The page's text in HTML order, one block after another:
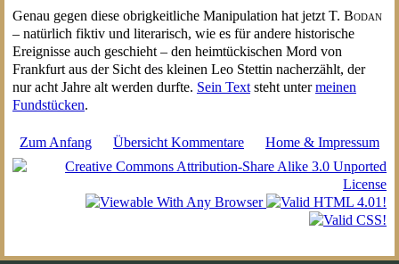
Genau gegen diese obrigkeitliche Manipulation hat jetzt T. Bodan
– natürlich fiktiv und literarisch, wie es für andere historische
Ereignisse auch geschieht – den heimtückischen Mord von
Frankfurt aus der Sicht des kleinen Leo Stettin nacherzählt, der
nur acht Jahre alt werden durfte. Sein Textsteht untermeinen
Fundstücken.
Zum Anfang Übersicht Kommentare Home & Impressum